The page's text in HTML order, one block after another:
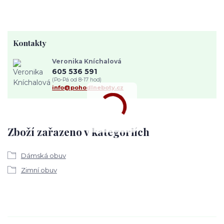
Zboží zařazeno v kategoriích
Dámská obuv
Zimní obuv
Kontakty
Veronika Kníchalová
605 536 591
(Po-Pá od 8-17 hod)
info@pohodlneboty.cz